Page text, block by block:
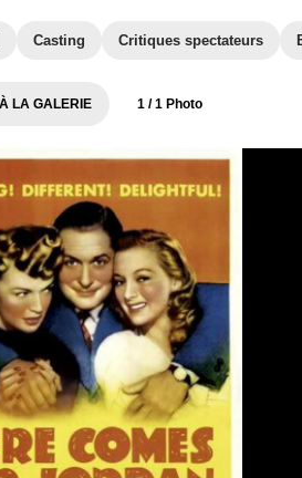
Casting Critiques spectateurs
LA GALERIE 1 / 1 Photo